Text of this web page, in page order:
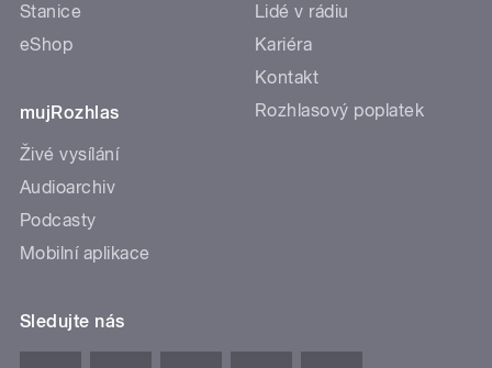
Stanice
eShop
mujRozhlas
Živé vysílání
Audioarchiv
Podcasty
Mobilní aplikace
Lidé v rádiu
Kariéra
Kontakt
Rozhlasový poplatek
Sledujte nás